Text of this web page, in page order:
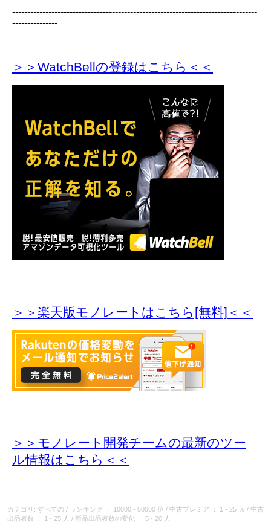
---------------------------------------------------------------------------------
---------------
＞＞WatchBellの登録はこちら＜＜
＞＞楽天版モノレートはこちら[無料]＜＜
＞＞モノレート開発チームの最新のツー
ル情報はこちら＜＜
カテゴリ: すべての / ランキング ： 10000 - 50000 位 / 中古プレミア ： 1 - 25 ％ / 中古
出品者数
： 1 - 25 人 / 新品出品者数の変化 ： 5 - 20 人